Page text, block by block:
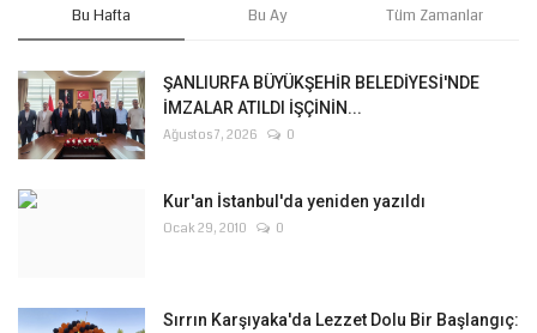
Bu Hafta Bu Ay Tüm Zamanlar
ŞANLIURFA BÜYÜKŞEHİR BELEDİYESİ'NDE
İMZALAR ATILDI İŞÇİNİN...
Ağustos 7, 2026 0
Kur'an İstanbul'da yeniden yazıldı
Ocak 29, 2010 0
Sırrın Karşıyaka'da Lezzet Dolu Bir Başlangıç: